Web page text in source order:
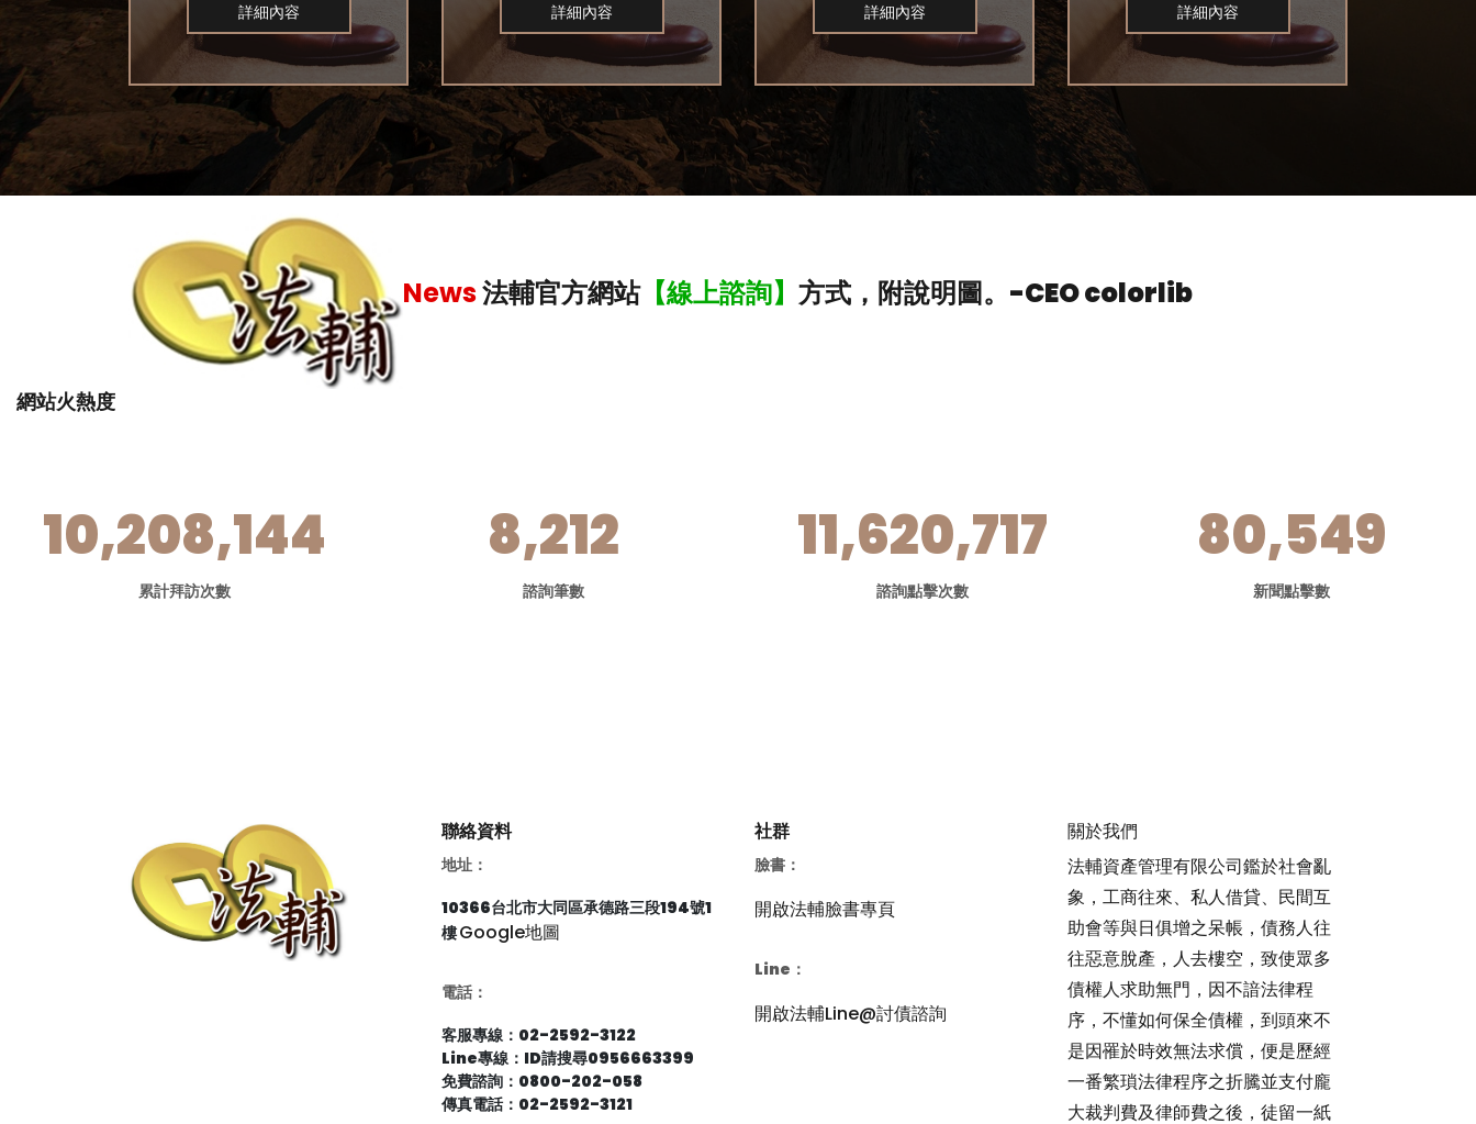
詳細內容 詳細內容 詳細內容 詳細內容
News法輔官方網站【線上諮詢】 方式，附說明圖。 -CEO colorlib
網站火熱度
10,208,144
累計拜訪次數
8,212
諮詢筆數
11,620,717
諮詢點擊次數
80,549
新聞點擊數
聯絡資料
地址：
10366台北市大同區承德路三段194號1
樓Google地圖
電話：
客服專線：02-2592-3122
Line專線：ID請搜尋0956663399
免費諮詢：0800-202-058
傳真電話：02-2592-3121
社群
臉書：
開啟法輔臉書專頁
Line：
開啟法輔Line@討債諮詢
關於我們
法輔資產管理有限公司鑑於社會亂
象，工商往來、私人借貸、民間互
助會等與日俱增之呆帳，債務人往
往惡意脫產，人去樓空，致使眾多
債權人求助無門，因不諳法律程
序，不懂如何保全債權，到頭來不
是因罹於時效無法求償，便是歷經
一番繁瑣法律程序之折騰並支付龐
大裁判費及律師費之後，徒留一紙